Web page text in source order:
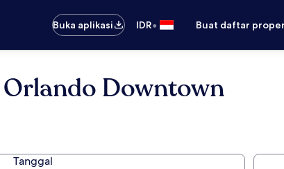
Buka aplikasi
IDR• Buat daftar
Downtown
Tanggal